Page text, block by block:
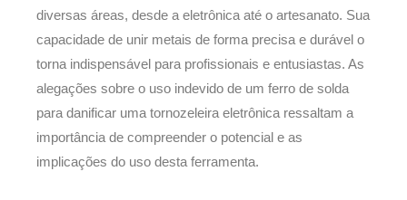
diversas áreas, desde a eletrônica até o artesanato. Sua
capacidade de unir metais de forma precisa e durável o
torna indispensável para profissionais e entusiastas. As
alegações sobre o uso indevido de um ferro de solda
para danificar uma tornozeleira eletrônica ressaltam a
importância de compreender o potencial e as
implicações do uso desta ferramenta.